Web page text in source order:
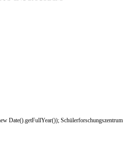
Date().getFullYear()); Schülerforschungszentrum